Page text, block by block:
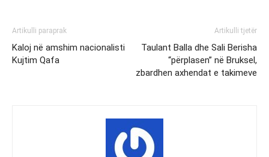
Artikulli paraprak
Kaloj në amshim nacionalisti
Kujtim Qafa
Artikulli tjetër
Taulant Balla dhe Sali Berisha
“përplasen” në Bruksel,
zbardhen axhendat e takimeve